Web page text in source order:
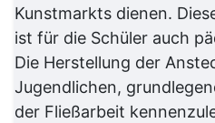
Kunstmarkts dienen.
ist für die Schüler auch
Die Herstellung der
Jugendlichen,
der Fließarbeit